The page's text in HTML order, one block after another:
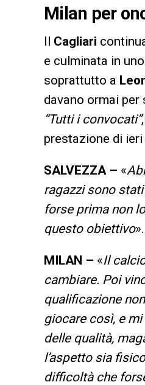
Milan per
Il Cagliari
e culminata in
soprattutto a
davano ormai
“Tutti i convocati”
prestazione di
SALVEZZA – «
ragazzi sono
forse prima non
questo obiettivo».
MILAN – «Il
cambiare. Poi
qualificazione
giocare così, e
delle qualità,
l’aspetto sia
difficoltà che